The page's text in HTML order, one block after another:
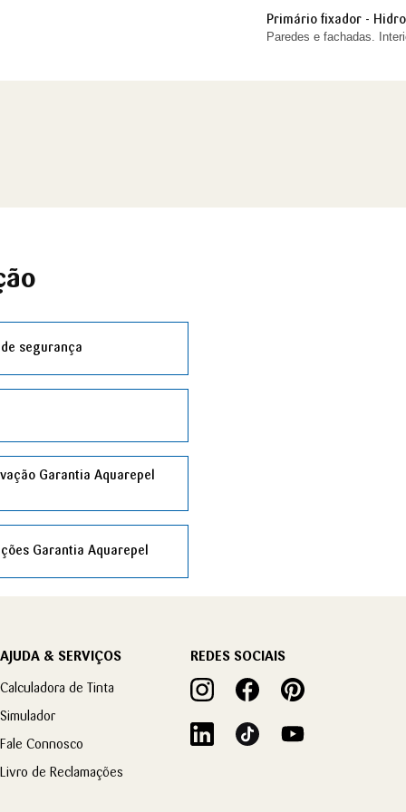
Primário fixador -
Paredes e fachadas.
segurança
Garantia Aquarepel
Garantia Aquarepel
AJUDA & SERVIÇOS
Calculadora de Tinta
Simulador
Fale Connosco
Livro de Reclamações
REDES SOCIAIS